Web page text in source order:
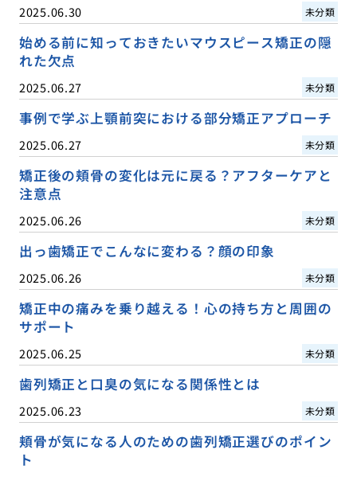
2025.06.30 未分類
始める前に知っておきたいマウスピース矯正の隠
れた欠点
2025.06.27 未分類
事例で学ぶ上顎前突における部分矯正アプローチ
2025.06.27 未分類
矯正後の頬骨の変化は元に戻る？アフターケアと
注意点
2025.06.26 未分類
出っ歯矯正でこんなに変わる？顔の印象
2025.06.26 未分類
矯正中の痛みを乗り越える！心の持ち方と周囲の
サポート
2025.06.25 未分類
歯列矯正と口臭の気になる関係性とは
2025.06.23 未分類
頬骨が気になる人のための歯列矯正選びのポイン
ト